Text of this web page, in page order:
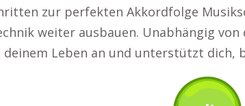
zur perfekten Akkordfolge
weiter ausbauen. Unabhängig
Leben an und unterstützt